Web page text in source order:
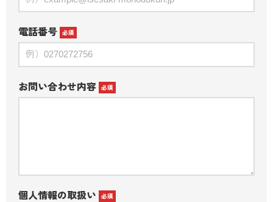
電話番号 必須
お問い合わせ内容 必須
個人情報の取扱い 必須